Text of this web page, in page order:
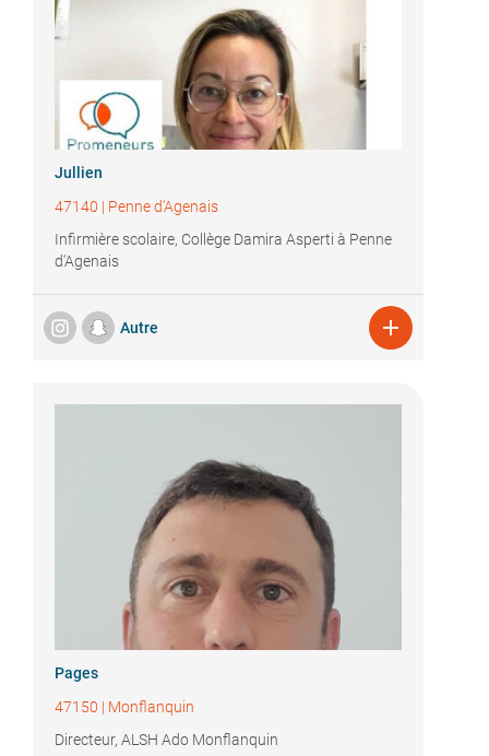
Jullien
47140 | Penne d'Agenais
Infirmière scolaire, Collège Damira Asperti à Penne
d'Agenais
Autre 
Pages
47150 | Monflanquin
Directeur, ALSH Ado Monflanquin